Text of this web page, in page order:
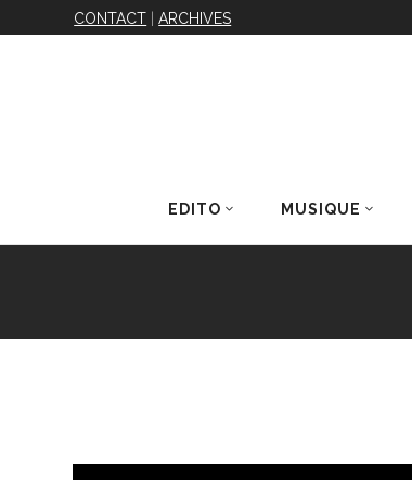
CONTACT |ARCHIVES
EDITO MUSIQUE